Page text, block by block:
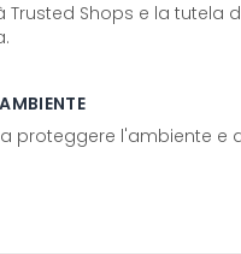
Trusted Shops e la
proteggere l'ambiente e